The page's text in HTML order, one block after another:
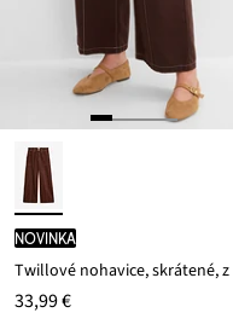
novinka
33,99 €